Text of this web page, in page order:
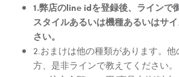
1.弊店のline idを登録後、ラインで
スタイルあるいは機種あるいはサ
さい。
2.おまけは他の種類があります。
方、是非ラインで教えてください。